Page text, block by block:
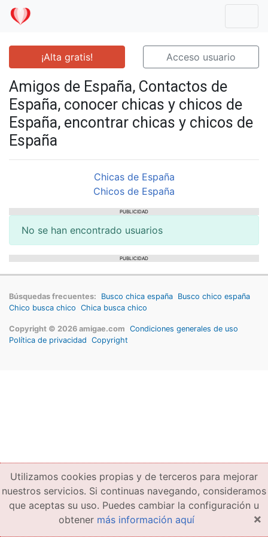
¡Alta gratis! Acceso usuario
Amigos de España, Contactos de
España, conocer chicas y chicos de
España, encontrar chicas y chicos de
España
Chicas de España
Chicos de España
PUBLICIDAD
No se han encontrado usuarios
PUBLICIDAD
Búsquedas frecuentes: Busco chica españa Busco chico españa
Chico busca chico Chica busca chico
Copyright © 2026 amigae.com Condiciones generales de uso
Política de privacidad Copyright
Utilizamos cookies propias y de terceros para mejorar
nuestros servicios. Si continuas navegando, consideramos
que aceptas su uso. Puedes cambiar la configuración u
obtener más información aquí ×